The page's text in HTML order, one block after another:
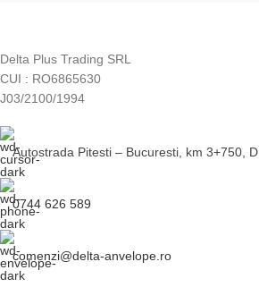
Delta Plus Trading SRL
CUI : RO6865630
J03/2100/1994
Autostrada Pitesti – Bucuresti, km 3+750,
0744 626 589
comenzi@delta-anvelope.ro